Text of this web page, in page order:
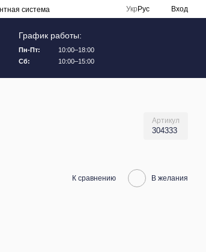
система
Укр Рус Вход
График работы:
Пн-Пт:
10:00–18:00
Сб:
10:00–15:00
Артикул
304333
К сравнению В желания